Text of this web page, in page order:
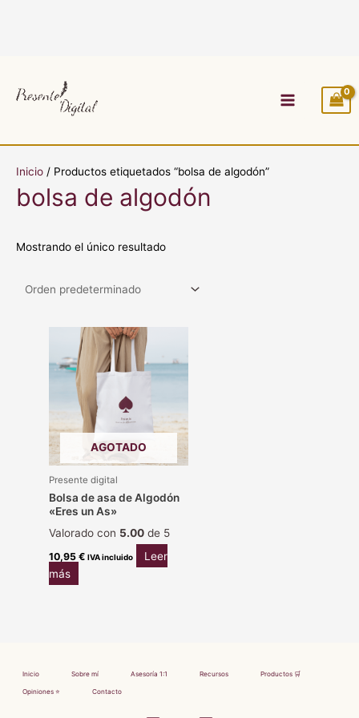
Menu
Inicio / Productos etiquetados “bolsa de algodón”
bolsa de algodón
Mostrando el único resultado
AGOTADO
Presente digital
Bolsa de asa de Algodón
«Eres un As»
Valorado con 5.00 de 5
10,95€ IVA incluido
Leer
más
Inicio Sobre mí Asesoría 1:1 Recursos Productos 🛒
Opiniones ⭐ Contacto